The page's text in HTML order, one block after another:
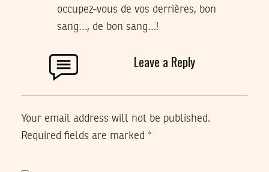
occupez-vous de vos derrières, bon
sang…, de bon sang…!
Leave a Reply
Your email address will not be published.
Required fields are marked *